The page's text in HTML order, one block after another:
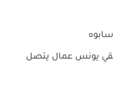
يونس عمال يتصل